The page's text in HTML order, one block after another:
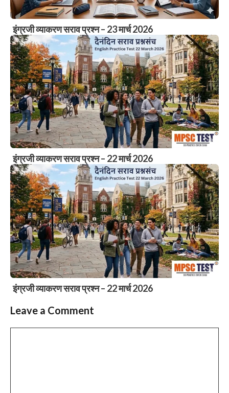
इंग्रजी व्याकरण सराव प्रश्न – 23 मार्च 2026
इंग्रजी व्याकरण सराव प्रश्न – 22 मार्च 2026
इंग्रजी व्याकरण सराव प्रश्न – 22 मार्च 2026
Leave a Comment